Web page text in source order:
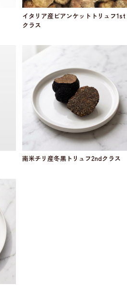
イタリア産ビアンケットトリュフ1st
クラス
南米チリ産冬黒トリュフ2ndクラス